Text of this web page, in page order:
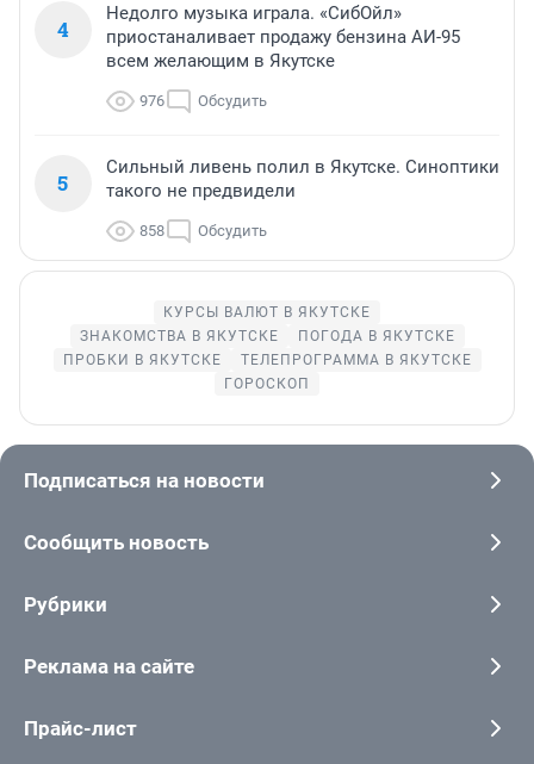
4
Недолго музыка играла. «СибОйл»
приостаналивает продажу бензина АИ-95
всем желающим в Якутске
976 Обсудить
5
Сильный ливень полил в Якутске. Синоптики
такого не предвидели
858 Обсудить
КУРСЫ ВАЛЮТ В ЯКУТСКЕ
ЗНАКОМСТВА В ЯКУТСКЕ
ПОГОДА В ЯКУТСКЕ
ПРОБКИ В ЯКУТСКЕ
ТЕЛЕПРОГРАММА В ЯКУТСКЕ
ГОРОСКОП
Подписаться на новости
Сообщить новость
Рубрики
Реклама на сайте
Прайс-лист